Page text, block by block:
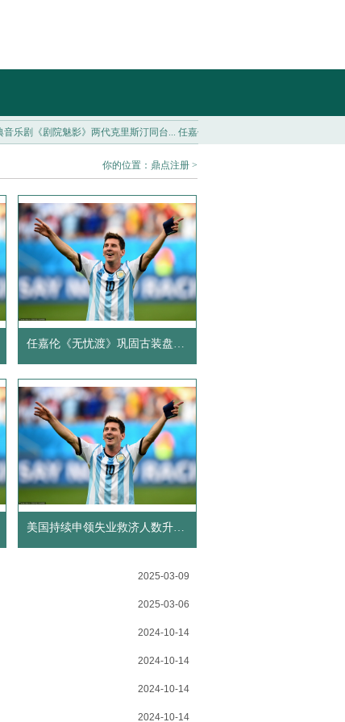
剧《剧院魅影》两代克里斯汀同台... 任嘉伦《无忧渡》巩固古装盘，拓宽虐恋
你的位置： 鼎点注册 >
任嘉伦《无忧渡》巩固古装盘，拓宽虐恋悬疑新戏路
美国持续申领失业救济人数升至逾三年高点 再就业难度加大
2025-03-09
2025-03-06
2024-10-14
2024-10-14
2024-10-14
2024-10-14